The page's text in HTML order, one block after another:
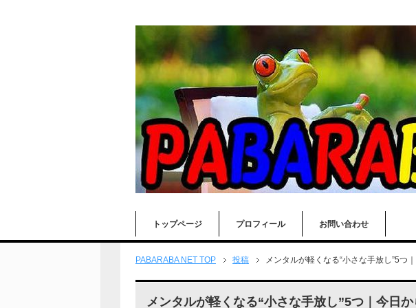
トップページ プロフィール お問い合わせ
PABARABA NET TOP 投稿 メンタルが軽くなる“小さな手放し”5つ
メンタルが軽くなる“小さな手放し”5つ｜今日